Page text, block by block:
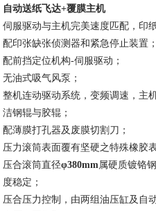
自动送纸飞达+覆膜主机
伺服驱动与主机完美速度匹配，印
配印张缺张侦测器和紧急停止装置；
配前挡定位机构-伺服驱动；
无油式吸气风泵；
整机连动驱动系统，变频调速，主
洁钢辊与胶辊；
配薄膜打孔器及废膜切割刀；
压力滚筒表面覆有坚硬之特殊橡胶
压合滚筒直径φ380mm属硬质镀铬
度稳定；
压合压力控制，由两组油压缸及自